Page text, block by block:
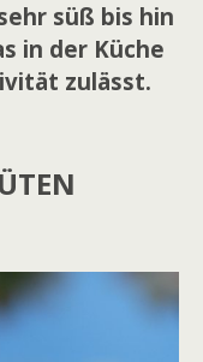
süß bis hin
in der Küche
zulässt.